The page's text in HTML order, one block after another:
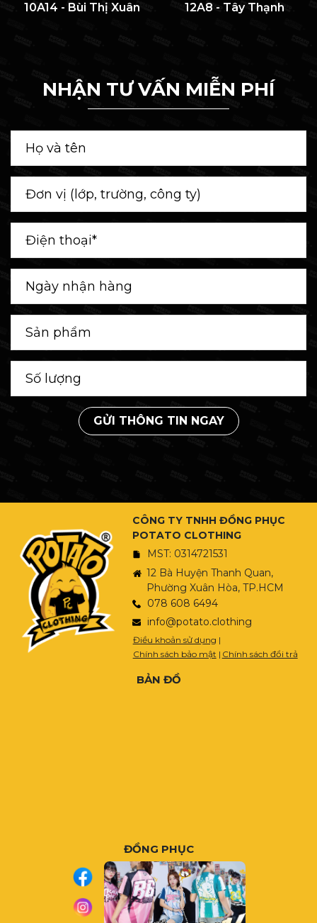
10A14 - Bùi Thị Xuân
12A8 - Tây Thạnh
NHẬN TƯ VẤN MIỄN PHÍ
GỬI THÔNG TIN NGAY
CÔNG TY TNHH ĐỒNG PHỤC
POTATO CLOTHING
MST: 0314721531
12 Bà Huyện Thanh Quan,
Phường Xuân Hòa, TP.HCM
078 608 6494
info@potato.clothing
Điều khoản sử dụng |
Chính sách bảo mật | Chính sách đổi trả
BẢN ĐỒ
ĐỒNG PHỤC